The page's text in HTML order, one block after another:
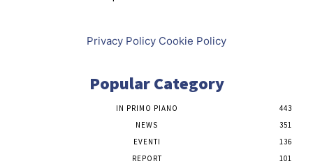
Privacy Policy Cookie Policy
Popular Category
IN PRIMO PIANO
443
NEWS
351
EVENTI
136
REPORT
101